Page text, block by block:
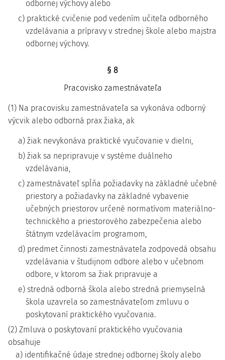
odbornej výchovy alebo
c) praktické cvičenie pod vedením učiteľa odborného
vzdelávania a prípravy v strednej škole alebo majstra
odbornej výchovy.
§ 8
Pracovisko zamestnávateľa
(1) Na pracovisku zamestnávateľa sa vykonáva odborný
výcvik alebo odborná prax žiaka, ak
a) žiak nevykonáva praktické vyučovanie v dielni,
b) žiak sa nepripravuje v systéme duálneho
vzdelávania,
c) zamestnávateľ spĺňa požiadavky na základné učebné
priestory a požiadavky na základné vybavenie
učebných priestorov určené normatívom materiálno-
technického a priestorového zabezpečenia alebo
štátnym vzdelávacím programom,
d) predmet činnosti zamestnávateľa zodpovedá obsahu
vzdelávania v študijnom odbore alebo v učebnom
odbore, v ktorom sa žiak pripravuje a
e) stredná odborná škola alebo stredná priemyselná
škola uzavrela so zamestnávateľom zmluvu o
poskytovaní praktického vyučovania.
(2) Zmluva o poskytovaní praktického vyučovania
obsahuje
a) identifikačné údaje strednej odbornej školy alebo